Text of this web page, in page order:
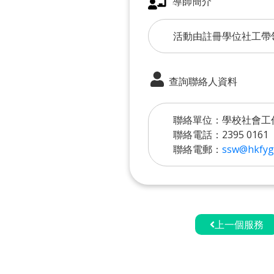
活動由註冊學位社工帶
查詢聯絡人資料
聯絡單位：學校社會工
聯絡電話：2395 0161
聯絡電郵：
上一個服務